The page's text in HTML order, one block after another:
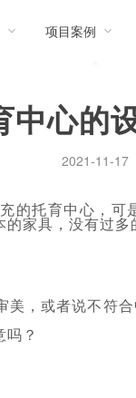
项目案例
中心的
2021-11-17
的托育中心，
家具，没有过多
，或者说不符
？